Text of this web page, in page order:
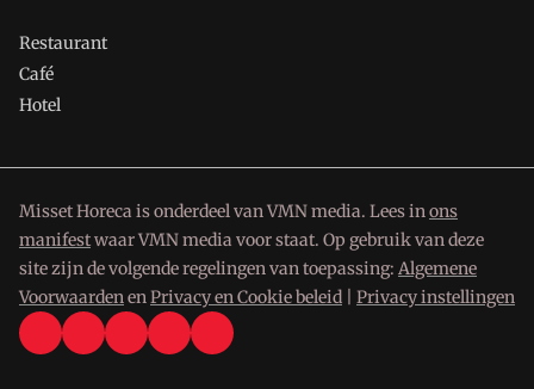
Restaurant
Café
Hotel
Misset Horeca is onderdeel van VMN media. Lees inons
manifestwaar VMN media voor staat. Op gebruik van deze
site zijn de volgende regelingen van toepassing: Algemene
VoorwaardenenPrivacy en Cookie beleid Privacy instellingen